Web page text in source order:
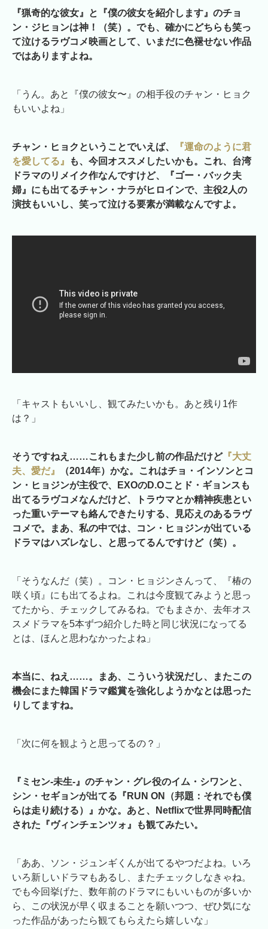
『猟奇的な彼女』と『僕の彼女を紹介します』のチョ
ン・ジヒョンは神！（笑）。でも、確かにどちらも笑っ
て泣けるラヴコメ映画として、いまだに色褪せない作品
ではありますよね。
「うん。あと『僕の彼女〜』の相手役のチャン・ヒョク
もいいよね」
チャン・ヒョクということでいえば、
『運命のように君
を愛してる』
も、今回オススメしたいかも。これ、台湾
ドラマのリメイク作なんですけど、『ゴー・バック夫
婦』にも出てるチャン・ナラがヒロインで、主役2人の
演技もいいし、笑って泣ける要素が満載なんですよ。
「キャストもいいし、観てみたいかも。あと残り1作
は？」
そうですねえ……これもまた少し前の作品だけど『大丈
夫、愛だ』
（2014年）かな。これはチョ・インソンとコ
ン・ヒョジンが主役で、EXOのD.Oことド・ギョンスも
出てるラヴコメなんだけど、トラウマとか精神疾患とい
った重いテーマも絡んできたりする、見応えのあるラヴ
コメで。まあ、私の中では、コン・ヒョジンが出ている
ドラマはハズレなし、と思ってるんですけど（笑）。
「そうなんだ（笑）。コン・ヒョジンさんって、『椿の
咲く頃』にも出てるよね。これは今度観てみようと思っ
てたから、チェックしてみるね。でもまさか、去年オス
スメドラマを5本ずつ紹介した時と同じ状況になってる
とは、ほんと思わなかったよね」
本当に、ねえ……。まあ、こういう状況だし、またこの
機会にまた韓国ドラマ鑑賞を強化しようかなとは思った
りしてますね。
「次に何を観ようと思ってるの？」
『ミセン-未生-』のチャン・グレ役のイム・シワンと、
シン・セギョンが出てる『RUN ON（邦題：それでも僕
らは走り続ける）』かな。あと、Netflixで世界同時配信
された『ヴィンチェンツォ』も観てみたい。
「ああ、ソン・ジュンギくんが出てるやつだよね。いろ
いろ新しいドラマもあるし、またチェックしなきゃね。
でも今回挙げた、数年前のドラマにもいいものが多いか
ら、この状況が早く収まることを願いつつ、ぜひ気にな
った作品があったら観てもらえたら嬉しいな」